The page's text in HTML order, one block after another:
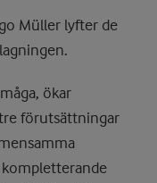
Müller lyfter de
ökar
förutsättningar